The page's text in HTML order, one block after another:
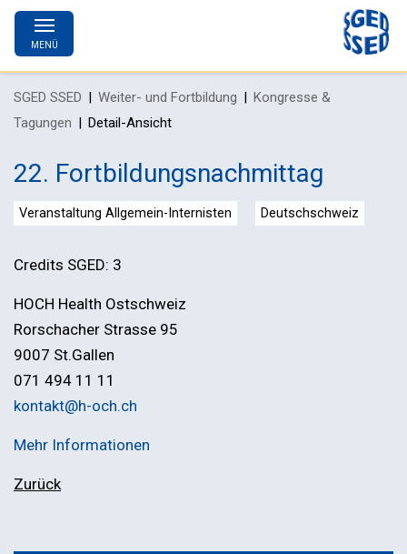
MENÜ
SGED SSED Weiter- und Fortbildung
Kongresse &
Tagungen
Detail-Ansicht
22. Fortbildungsnachmittag
Veranstaltung Allgemein-Internisten Deutschschweiz
Credits SGED: 3
HOCH Health Ostschweiz
Rorschacher Strasse 95
9007 St.Gallen
071 494 11 11
kontakt@h-och.ch
Mehr Informationen
Zurück